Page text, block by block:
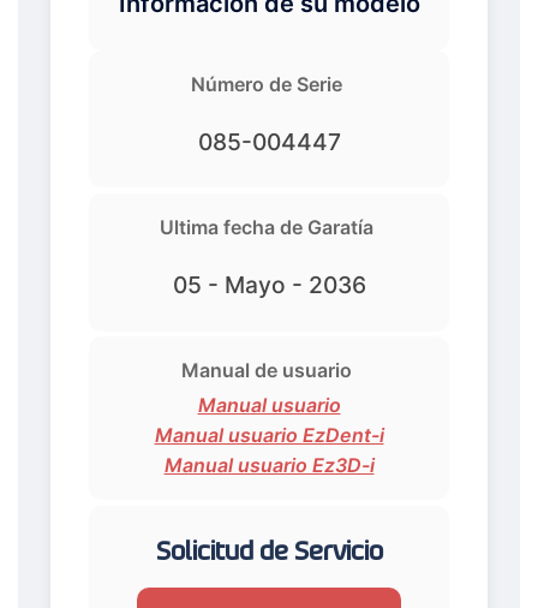
Número de Serie
085-004447
Ultima fecha de Garatía
05 - Mayo - 2036
Manual de usuario
Manual usuario
Manual usuario EzDent-i
Manual usuario Ez3D-i
Solicitud de Servicio